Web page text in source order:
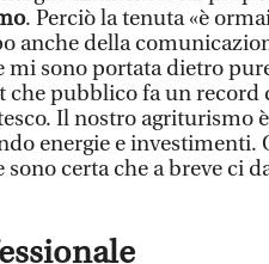
. Perciò la tenuta «è
anche della
mi sono portata dietro
che pubblico fa un record
Il nostro agriturismo
energie e investimenti.
certa che a breve ci